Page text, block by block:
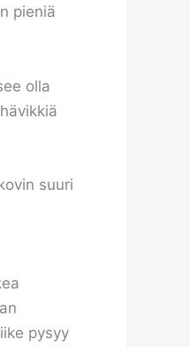
pieniä
olla
suuri
pysyy